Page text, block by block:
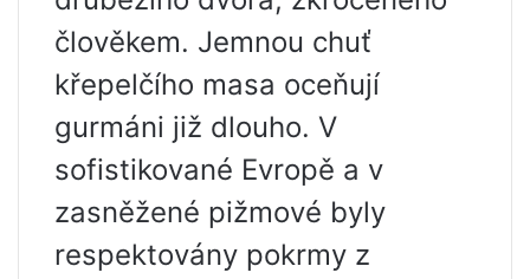
člověkem. Jemnou chuť
křepelčího masa oceňují
gurmáni již dlouho. V
sofistikované Evropě a v
zasněžené pižmové byly
respektovány pokrmy z